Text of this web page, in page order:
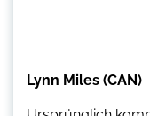
Lynn Miles (CAN)